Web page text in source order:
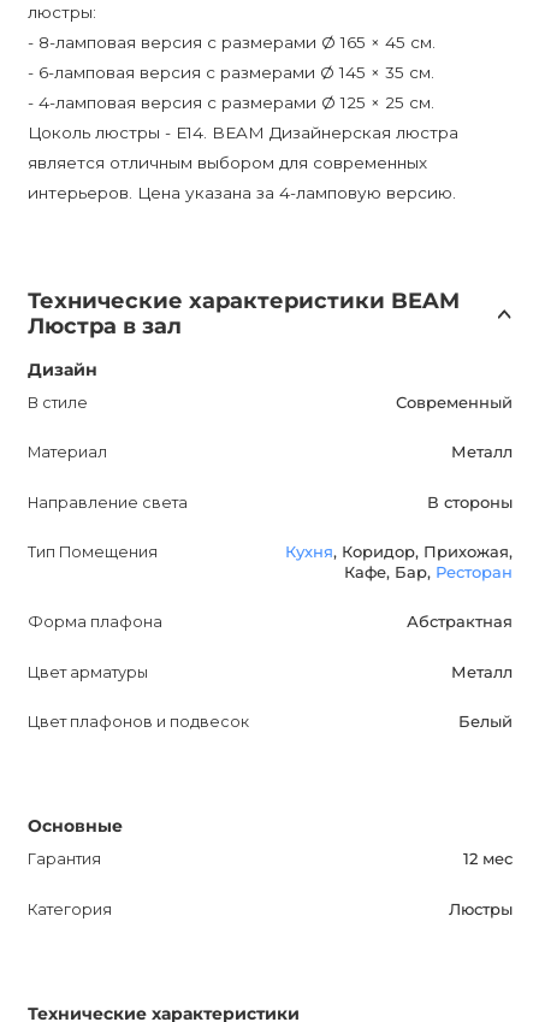
люстры:
- 8-ламповая версия с размерами Ø 165 × 45 см.
- 6-ламповая версия с размерами Ø 145 × 35 см.
- 4-ламповая версия с размерами Ø 125 × 25 см.
Цоколь люстры - E14. BEAM Дизайнерская люстра
является отличным выбором для современных
интерьеров. Цена указана за 4-ламповую версию.
Технические характеристики BEAM
Люстра в зал
Дизайн
В стиле Современный
Материал Металл
Направление света В стороны
Тип Помещения Кухня, Коридор, Прихожая,
Кафе, Бар, Ресторан
Форма плафона Абстрактная
Цвет арматуры Металл
Цвет плафонов и подвесок Белый
Основные
Гарантия 12 мес
Категория Люстры
Технические характеристики